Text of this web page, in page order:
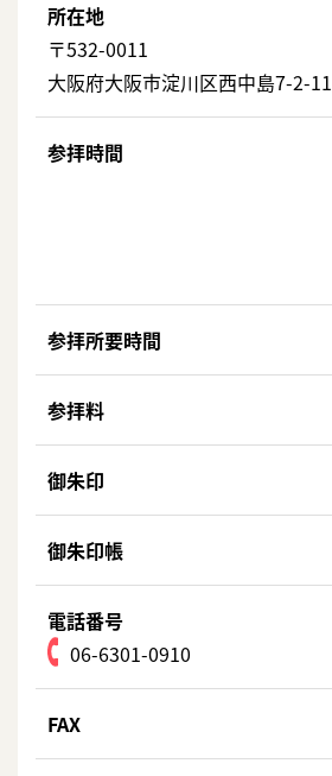
所在地
〒532-0011
大阪府大阪市淀川区西中島7-2-11
参拝時間
参拝所要時間
参拝料
御朱印
御朱印帳
電話番号
06-6301-0910
FAX